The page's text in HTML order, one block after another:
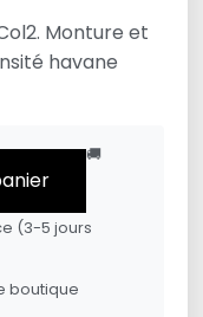
Monture et
havane
🚚
(3-5 jours
boutique